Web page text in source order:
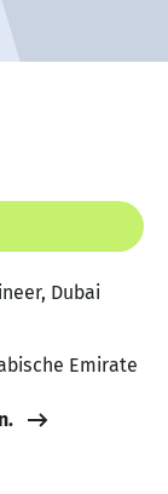
Dubai
Emirate